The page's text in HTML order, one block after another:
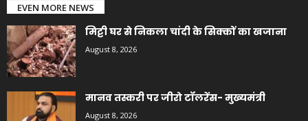
EVEN MORE NEWS
मिट्टी घर से निकला चांदी के सिक्कों का खजाना
August 8, 2026
मानव तस्करी पर जीरो टॉलरेंस- मुख्यमंत्री
August 8, 2026